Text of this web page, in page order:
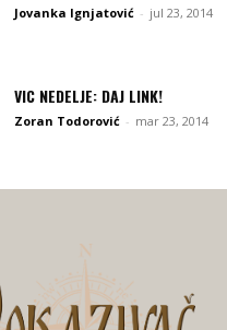
Jovanka Ignjatović - jul 23, 2014
VIC NEDELJE: DAJ LINK!
Zoran Todorović - mar 23, 2014